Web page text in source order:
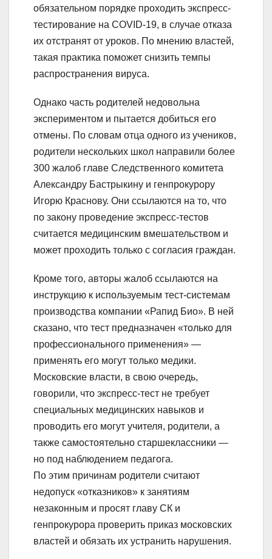
обязательном порядке проходить экспресс-
тестирование на COVID-19, в случае отказа
их отстранят от уроков. По мнению властей,
такая практика поможет снизить темпы
распространения вируса.
Однако часть родителей недовольна
экспериментом и пытается добиться его
отмены. По словам отца одного из учеников,
родители нескольких школ направили более
300 жалоб главе Следственного комитета
Александру Бастрыкину и генпрокурору
Игорю Краснову. Они ссылаются на то, что
по закону проведение экспресс-тестов
считается медицинским вмешательством и
может проходить только с согласия граждан.
Кроме того, авторы жалоб ссылаются на
инструкцию к используемым тест-системам
производства компании «Рапид Био». В ней
сказано, что тест предназначен «только для
профессионального применения» —
применять его могут только медики.
Московские власти, в свою очередь,
говорили, что экспресс-тест не требует
специальных медицинских навыков и
проводить его могут учителя, родители, а
также самостоятельно старшеклассники —
но под наблюдением педагога.
По этим причинам родители считают
недопуск «отказников» к занятиям
незаконным и просят главу СК и
генпрокурора проверить приказ московских
властей и обязать их устранить нарушения.